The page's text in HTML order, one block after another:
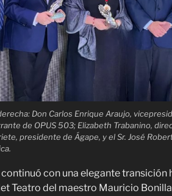
Don Carlos Enrique Araujo,
de OPUS 503; Elizabeth Trabanino,
presidente de Ágape, y el Sr. José
con una elegante transición
Teatro del maestro Mauricio